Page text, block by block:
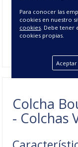
LaColcha Bouti
con tela de 100%
gr/m² 100%
fabricado en cinco
Colcha
- Colchas
Para conocer las
cookies en nuestro
cookies. Debe tener
cookies propias.